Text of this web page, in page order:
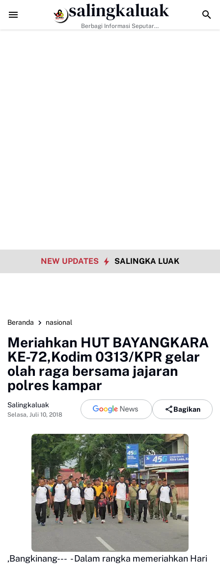
Jadi Kunci, Hj. Aida Dorong Nagari Aktif Pastikan Warga Miskin Tak
salingkaluak
Berbagi Informasi Seputar
NEW UPDATES SALINGKA LUAK
Beranda nasional
Meriahkan HUT BAYANGKARA
KE-72,Kodim 0313/KPR gelar
olah raga bersama jajaran
polres kampar
Salingkaluak
Selasa, Juli 10, 2018
Bagikan
,Bangkinang--- - Dalam rangka memeriahkan Hari